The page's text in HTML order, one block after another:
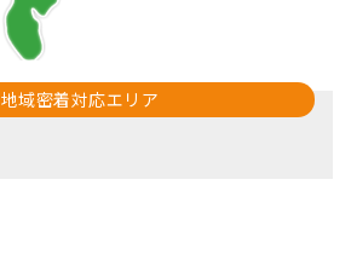
地域密着対応エリア